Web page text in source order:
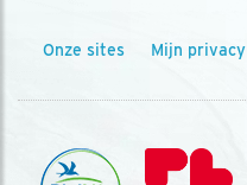
Onze sites Mijn privacy